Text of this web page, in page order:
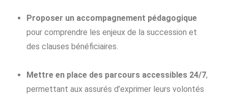
Proposer un accompagnement pédagogique
pour comprendre les enjeux de la succession et
des clauses bénéficiaires.
Mettre en place des parcours accessibles 24/7,
permettant aux assurés d’exprimer leurs volontés